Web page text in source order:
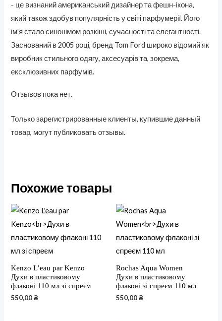
- це визнаний американський дизайнер та фешн-іконa,
який також здобув популярність у світі парфумерії. Його
ім'я стало синонімом розкіші, сучасності та елегантності.
Заснований в 2005 році, бренд Tom Ford широко відомий як
виробник стильного одягу, аксесуарів та, зокрема,
ексклюзивних парфумів.
Отзывов пока нет.
Только зарегистрированные клиенты, купившие данный
товар, могут публиковать отзывы.
Похожие товары
Kenzo L’eau par Kenzo
Духи в пластиковому
флаконі 110 мл зі спреєм
550,00₴
Rochas Aqua Women
Духи в пластиковому
флаконі зі спреєм 110 мл
550,00₴